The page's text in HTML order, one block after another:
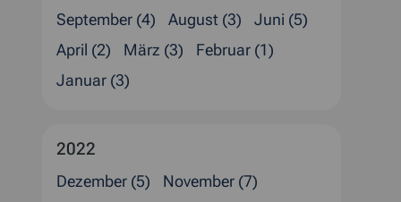
September (4)
August (3)
Juni (5)
April (2)
März (3)
Februar (1)
Januar (3)
2022
Dezember (5)
November (7)